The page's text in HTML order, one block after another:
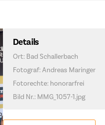
Details
Ort: Bad Schallerbach
Fotograf: Andreas Maringer
Fotorechte: honorarfrei
Bild Nr.: MMG_1057-1.jpg